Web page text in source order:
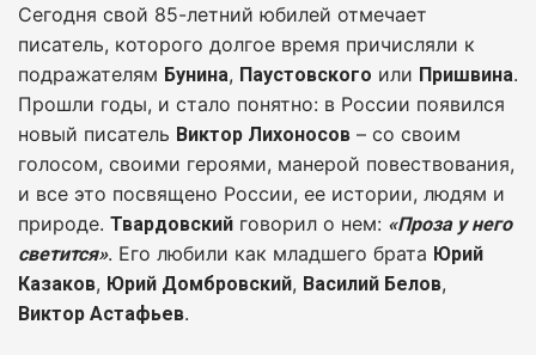
Сегодня свой 85-летний юбилей отмечает
писатель, которого долгое время причисляли к
подражателям Бунина, Паустовского или Пришвина.
Прошли годы, и стало понятно: в России появился
новый писатель Виктор Лихоносов – со своим
голосом, своими героями, манерой повествования,
и все это посвящено России, ее истории, людям и
природе. Твардовский говорил о нем: «Проза у него
светится». Его любили как младшего брата Юрий
Казаков, Юрий Домбровский, Василий Белов,
Виктор Астафьев.